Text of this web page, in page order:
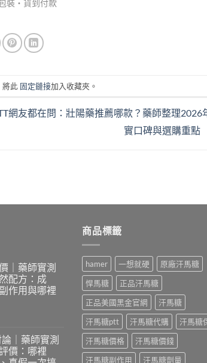
裝・貨到付款
將此 固定鏈接加入收藏夾。
網友都在問：壯陽藥推薦哪款？藥師整理2026
實口碑與選購重點
｜藥師實測
配方：成
作用與哪裡
｜藥師實測
價：哪裡
商品標籤
hamer 一想就硬
原廠汗馬糖
悍馬糖
正品汗馬糖
正品美國黑金官網
汗馬糖
汗馬糖ptt
汗馬糖代購
汗馬糖
汗馬糖價格
汗馬糖價錢
汗馬糖副作用
汗馬糖劑量